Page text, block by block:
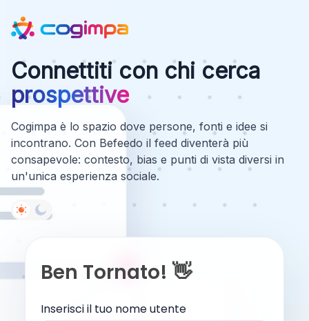
Connettiti con chi cerca
prospettive
Cogimpa è lo spazio dove persone, fonti e idee si
incontrano. Con Befeedo il feed diventerà più
consapevole: contesto, bias e punti di vista diversi in
un'unica esperienza sociale.
Ben Tornato! 👋
Inserisci il tuo nome utente